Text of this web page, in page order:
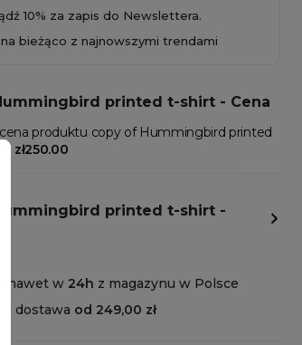
10% za zapis do Newslettera.
bieżąco z najnowszymi trendami
printed t-shirt - Cena
produktu copy of Hummingbird printed
zł250.00
printed t-shirt -
nawet w 24h z magazynu w Polsce
dostawa od 249,00 zł